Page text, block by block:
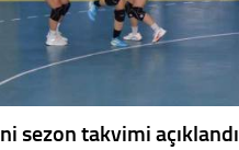
sezon takvimi açıklandı